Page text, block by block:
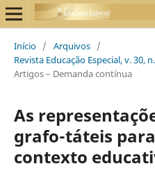
Início / Arquivos /
Revista Educação Especial, v. 30,
Artigos – Demanda contínua
As
grafo-táteis
contexto